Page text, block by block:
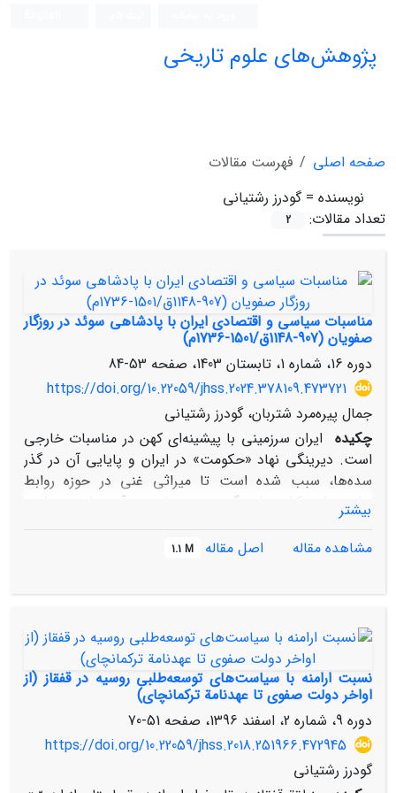
پژوهش‌های علوم تاریخی
صفحه اصلی
فهرست مقالات
نویسنده =گودرز رشتیانی
تعداد مقالات:
2
مناسبات سیاسی و اقتصادی ایران با پادشاهی سوئد در روزگار
صفویان (907-1148ق/1501-1736م)
دوره 16، شماره 1، تابستان 1403، صفحه
53-84
https://doi.org/10.22059/jhss.2024.378109.473721
جمال پیره‌مرد شتربان، گودرز رشتیانی
چکیده ایران سرزمینی با پیشینه‌ای کهن در مناسبات خارجی
است. دیرینگی نهاد «حکومت» در ایران و پایایی آن در گذر
سده‌ها، سبب شده است تا میراثی غنی در حوزه روابط
خارجی این کشور با دیگر سرزمین‌ها پدید آید. با وجود این،
در حوزه پژوهش‌های مربوط به مناسبات خارجی ایرانِ عهد
صفوی، بیشتر نوشتارهای تحقیقی بر روابط ایران با قدرت‌های
این عرصه‌های کمتر شناخته‌شده، روابط خارجی ایرانِ صفوی با
پادشاهی سوئد است. به‌رغم آشنایی محدود ایرانیان با
سوئدیان در دوره پیشاصفوی، روابط رسمی ایران با سوئد در
عهد فرمانروایی شاه سلیمان (حک: 1077-1105ق/1666-1694م)
گرفت و رونق یافت. حال پرسش اینجاست که چه علل و
انگیزه‌هایی ایرانیان و سوئدیان را به برقراری مناسبات در
اواخر سده یازدهم هجری/هفدهم میلادی مایل ساختند؟
بیشتر
مشاهده مقاله
اصل مقاله 1.1 M
نسبت ارامنه با سیاست‌های توسعه‌طلبی روسیه در قفقاز (از
اواخر دولت صفوی تا عهدنامة ترکمانچای)
دوره 9، شماره 2، اسفند 1396، صفحه
51-70
https://doi.org/10.22059/jhss.2018.251966.472945
گودرز رشتیانی